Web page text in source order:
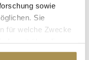
sowie
Sie
für welche Zwecke
auf das Privacy